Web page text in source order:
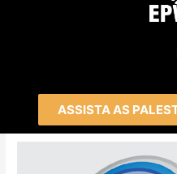
ASSISTA AS